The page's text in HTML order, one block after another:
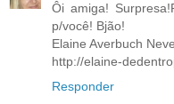
Ôi amiga!
p/você! Bjão!
Elaine Averbuch
http://elaine-
Responder